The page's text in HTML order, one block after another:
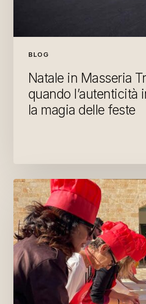
BLOG
Natale in Masseria
quando l’autenticità
la magia delle feste
Passerella
Mediterranea:
wedding
planner
internazionali
affascinate
dall’autenticità